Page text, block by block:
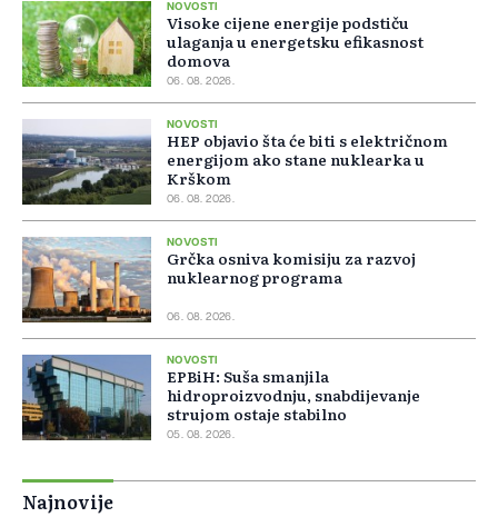
NOVOSTI
Visoke cijene energije podstiču
ulaganja u energetsku efikasnost
domova
06. 08. 2026.
NOVOSTI
HEP objavio šta će biti s električnom
energijom ako stane nuklearka u
Krškom
06. 08. 2026.
NOVOSTI
Grčka osniva komisiju za razvoj
nuklearnog programa
06. 08. 2026.
NOVOSTI
EPBiH: Suša smanjila
hidroproizvodnju, snabdijevanje
strujom ostaje stabilno
05. 08. 2026.
Najnovije